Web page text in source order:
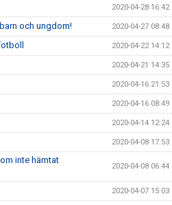
2020-04-28 16:42
och ungdom! 2020-04-27 08:48
2020-04-22 14:12
2020-04-21 14:35
2020-04-16 21:53
2020-04-16 08:49
2020-04-14 12:24
2020-04-08 17:53
inte hämtat
2020-04-08 06:44
2020-04-07 15:03